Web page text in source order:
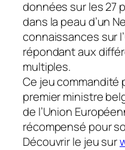
données sur les 27
dans la peau d’un
connaissances sur
répondant aux
multiples.
Ce jeu commandité
premier ministre
de l’Union
récompensé pour
Découvrir le jeu sur